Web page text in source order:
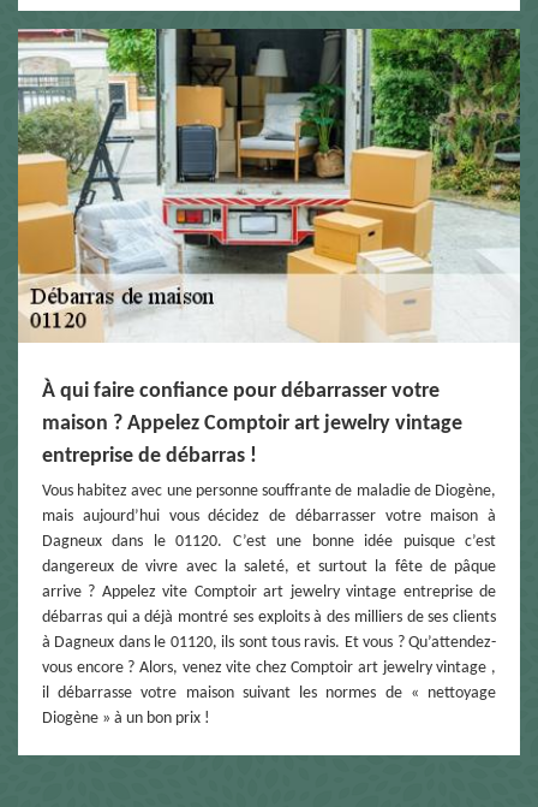
À qui faire confiance pour débarrasser votre
maison ? Appelez Comptoir art jewelry vintage
entreprise de débarras !
Vous habitez avec une personne souffrante de maladie de Diogène,
mais aujourd’hui vous décidez de débarrasser votre maison à
Dagneux dans le 01120. C’est une bonne idée puisque c’est
dangereux de vivre avec la saleté, et surtout la fête de pâque
arrive ? Appelez vite Comptoir art jewelry vintage entreprise de
débarras qui a déjà montré ses exploits à des milliers de ses clients
à Dagneux dans le 01120, ils sont tous ravis. Et vous ? Qu’attendez-
vous encore ? Alors, venez vite chez Comptoir art jewelry vintage ,
il débarrasse votre maison suivant les normes de « nettoyage
Diogène » à un bon prix !